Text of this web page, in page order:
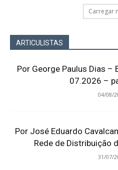
Carregar
ARTICULISTAS
Por George Paulus Dias –
07.2026 –
04/08/
Por José Eduardo
Rede de Distribuição
31/07/